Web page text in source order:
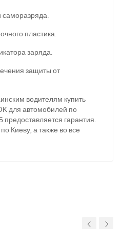
пластика.
заряда.
защиты от
водителям купить
для автомобилей по
гарантия.
Киеву, а также во все
пишіть у Viber / Telegram